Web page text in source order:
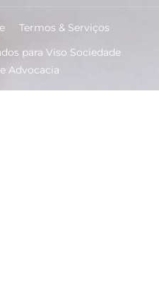
para Viso Sociedade
Advocacia
Termos & Serviços